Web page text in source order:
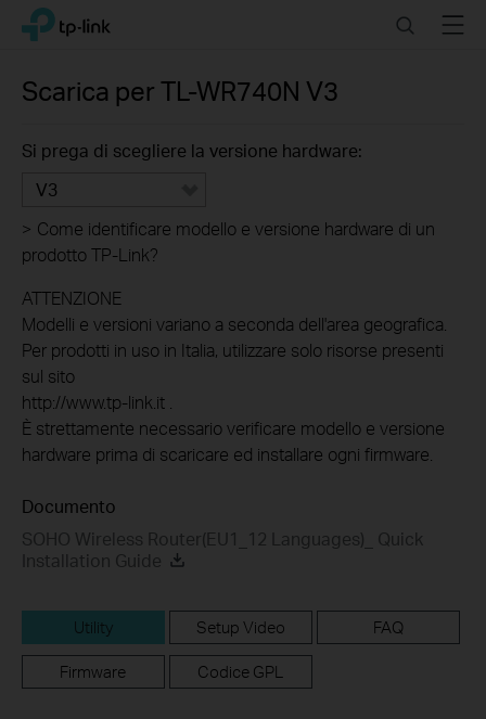
Click
navigation
TP-Link, Reliably Smart SearchMenu
Scarica perTL-WR740N V3
Si prega di scegliere la versione hardware:
V3
> Come identificare modello e versione hardware di un
prodotto TP-Link?
ATTENZIONE
Modelli e versioni variano a seconda dell'area geografica.
Per prodotti in uso in Italia, utilizzare solo risorse presenti
sul sito
http://www.tp-link.it .
È strettamente necessario verificare modello e versione
hardware prima di scaricare ed installare ogni firmware.
Documento
SOHO Wireless Router(EU1_12 Languages)_ Quick
Installation Guide
Utility Setup Video FAQ
Firmware Codice GPL